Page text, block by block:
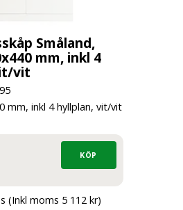
Småland,
mm, inkl 4
vit
mm, inkl 4 hyllplan, vit/vit
(Inkl moms 5 112 kr)